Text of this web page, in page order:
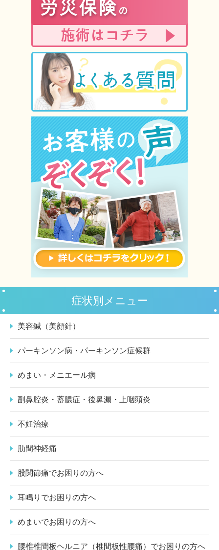
症状別メニュー
美容鍼（美顔針）
パーキンソン病・パーキンソン症候群
めまい・メニエール病
副鼻腔炎・蓄膿症・後鼻漏・上咽頭炎
不妊治療
肋間神経痛
股関節痛でお困りの方へ
耳鳴りでお困りの方へ
めまいでお困りの方へ
腰椎椎間板ヘルニア（椎間板性腰痛）でお困りの方へ